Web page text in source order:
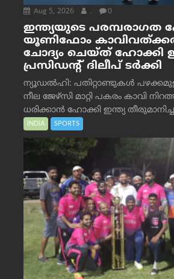
Aug 5, 2026 . 0
ഇന്ത്യയുടെ പരമ്പരാഗത
യൂണിഫോം
ചോദ്യം ചെയ്ത് ഹോക്കി
പ്രസിഡന്റ് ദിലീപ് ടര്‍ക്കി
ന്യൂഡൽഹി: പതിറ്റാണ്ടുകൾ
നീല ജേഴ്‌സി മാറ്റി പകരം കാവി
ധരിക്കാൻ ഹോക്കി ഇന്ത്യ
INDIA SPORTS